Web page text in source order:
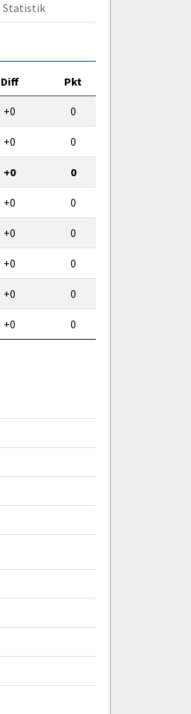
Statistik
Diff Pkt
+0 0
+0 0
+0 0
+0 0
+0 0
+0 0
+0 0
+0 0